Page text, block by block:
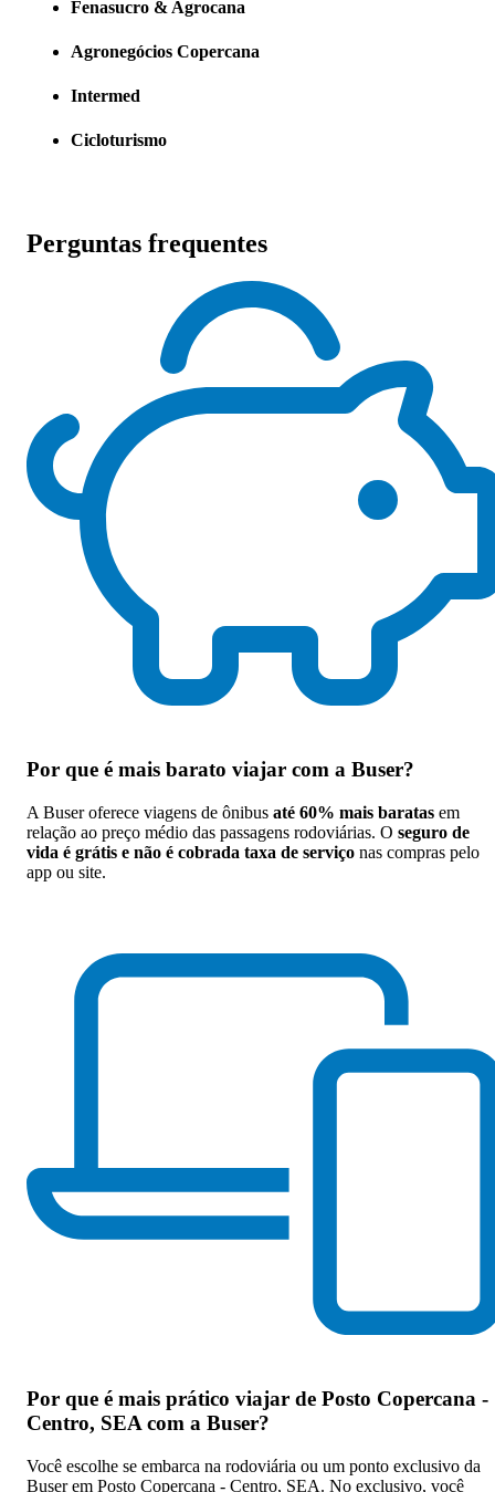
Fenasucro & Agrocana
Agronegócios Copercana
Intermed
Cicloturismo
Perguntas frequentes
Por que é mais barato viajar com a Buser?
A Buser oferece viagens de ônibus até 60% mais baratas em
relação ao preço médio das passagens rodoviárias. O seguro de
vida é grátis e não é cobrada taxa de serviço nas compras pelo
app ou site.
Por que é mais prático viajar de Posto Copercana -
Centro, SEA com a Buser?
Você escolhe se embarca na rodoviária ou um ponto exclusivo da
Buser em Posto Copercana - Centro, SEA. No exclusivo, você